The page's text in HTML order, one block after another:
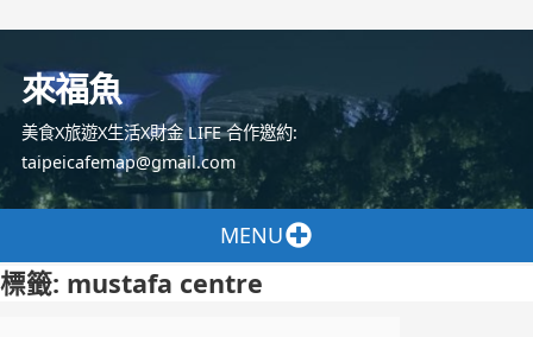
容
來福魚
美食X旅遊X生活X財金 LIFE 合作邀約:
taipeicafemap@gmail.com
MENU
標籤: mustafa centre